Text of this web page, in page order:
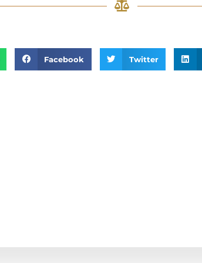
Facebook Twitter